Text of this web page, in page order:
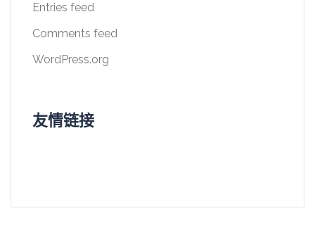
Entries feed
Comments feed
WordPress.org
友情链接